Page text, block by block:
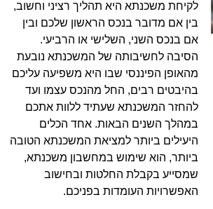
לקיחת משכנתא היא תהליך רציני וחשוב,
בין אם מדובר בנכס הראשון שלכם ובין
אם בנכס השני, השלישי או הרביעי.
הסיבה לחשיבותה של המשכנתא נובעת
מהאופן הפיננסי שבו היא משפיעה עליכם
בהיבטים רבים, החל מהנכס עצמו ועד
להחזר המשכנתא שעתיד ללוות אתכם
במהלך השנים הבאות. אחד הכלים
היעילים ביותר למציאת המשכנתא הטובה
ביותר, הוא שימוש במחשבון משכנתא,
שמסייע בקבלת החלטות ובחישוב
האפשרויות העומדות בפניכם.